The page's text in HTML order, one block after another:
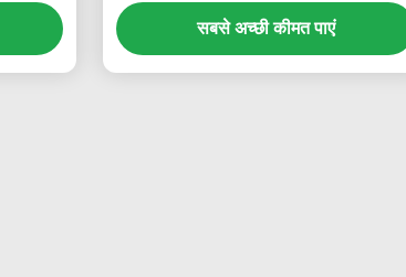
सबसे अच्छी कीमत पाएं